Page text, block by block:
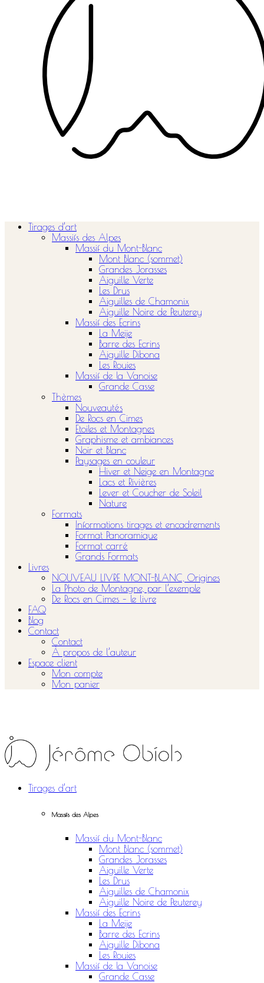
Tirages d’art
Massifs des Alpes
Massif du Mont-Blanc
Mont Blanc (sommet)
Grandes Jorasses
Aiguille Verte
Les Drus
Aiguilles de Chamonix
Aiguille Noire de Peuterey
Massif des Ecrins
La Meije
Barre des Ecrins
Aiguille Dibona
Les Rouies
Massif de la Vanoise
Grande Casse
Thèmes
Nouveautés
De Rocs en Cimes
Etoiles et Montagnes
Graphisme et ambiances
Noir et Blanc
Paysages en couleur
Hiver et Neige en Montagne
Lacs et Rivières
Lever et Coucher de Soleil
Nature
Formats
Informations tirages et encadrements
Format Panoramique
Format carré
Grands Formats
Livres
NOUVEAU LIVRE MONT-BLANC, Origines
La Photo de Montagne, par l’exemple
De Rocs en Cimes – le livre
FAQ
Blog
Contact
Contact
À propos de l’auteur
Espace client
Mon compte
Mon panier
Tirages d’art
Massifs des Alpes
Massif du Mont-Blanc
Mont Blanc (sommet)
Grandes Jorasses
Aiguille Verte
Les Drus
Aiguilles de Chamonix
Aiguille Noire de Peuterey
Massif des Ecrins
La Meije
Barre des Ecrins
Aiguille Dibona
Les Rouies
Massif de la Vanoise
Grande Casse